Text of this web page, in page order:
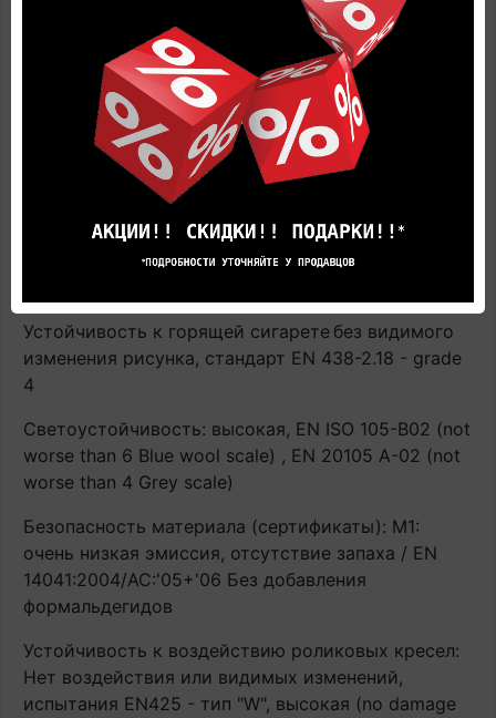
подогрева строго соблюдать инструкцию по
применению напольного покрытия. В противном
случае производитель не гарантирует
сохранность напольного покрытия в процессе
эксплуатации. Гарантия аннулируется.
Термическое сопротивление: испытание EN ISO
12667: 0.01 m²K/W
Пожаробезопасность: трудно воспламеняемый,
EN 13501-1: Bfl-s1 (пол) / EN 13501-1:2010 - D-s3,d0
Устойчивость к горящей сигарете без видимого
изменения рисунка, стандарт EN 438-2.18 - grade
4
Светоустойчивость: высокая, EN ISO 105-B02 (not
worse than 6 Blue wool scale) , EN 20105 A-02 (not
worse than 4 Grey scale)
Безопасность материала (сертификаты): М1:
очень низкая эмиссия, отсутствие запаха / EN
14041:2004/AC:'05+'06 Без добавления
формальдегидов
Устойчивость к воздействию роликовых кресел:
Нет воздействия или видимых изменений,
испытания EN425 - тип "W", высокая (no damage